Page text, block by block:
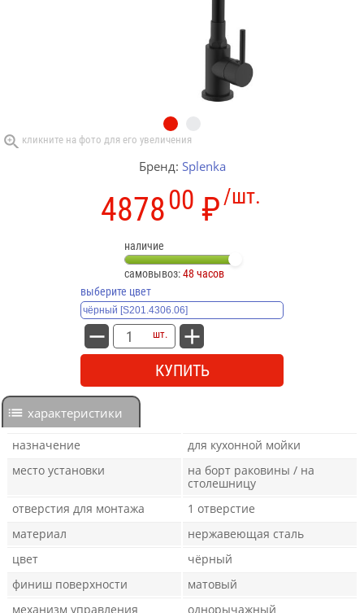
Бренд: Splenka
/шт.
487800 ₽
наличие
самовывоз:48 часов
выберите цвет
шт.
КУПИТЬ
характеристики
назначение
для кухонной мойки
место установки
на борт раковины / на
столешницу
отверстия для монтажа
1 отверстие
материал
нержавеющая сталь
цвет
чёрный
финиш поверхности
матовый
механизм управления
однорычажный